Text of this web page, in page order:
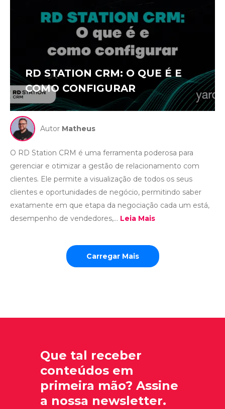
RD STATION CRM: O QUE É E
COMO CONFIGURAR
Autor Matheus
O RD Station CRM é uma ferramenta poderosa para
gerenciar e otimizar a gestão de relacionamento com
clientes. Ele permite a visualização de todos os seus
clientes e oportunidades de negócio, permitindo saber
exatamente em que etapa da negociação cada um está,
desempenho de vendedores,... Leia Mais
Carregar Mais
Que tal receber
conteúdos em
primeira mão? Assine
a nossa newsletter.